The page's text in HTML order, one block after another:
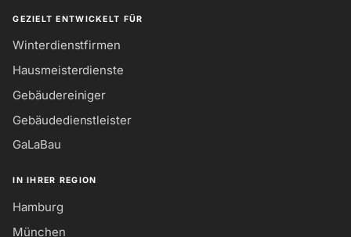
GEZIELT ENTWICKELT FÜR
Winterdienstfirmen
Hausmeisterdienste
Gebäudereiniger
Gebäudedienstleister
GaLaBau
IN IHRER REGION
Hamburg
München